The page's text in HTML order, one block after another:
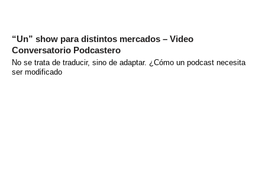
“Un” show para distintos mercados – Video
Conversatorio Podcastero
No se trata de traducir, sino de adaptar. ¿Cómo un podcast necesita
ser modificado